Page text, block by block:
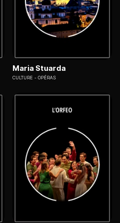
Maria Stuarda
CULTURE OPÉRAS